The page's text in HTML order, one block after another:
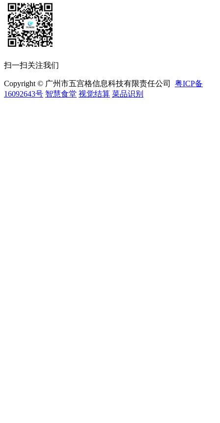
扫一扫关注我们
Copyright © 广州市五宫格信息科技有限责任公司 粤ICP备
16092643号 智慧食堂 视觉结算 菜品识别